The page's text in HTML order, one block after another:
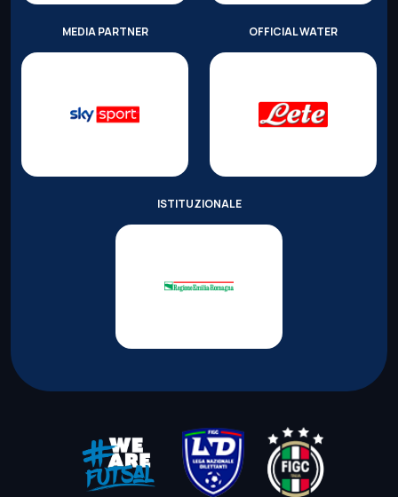
MEDIA PARTNER OFFICIAL WATER
ISTITUZIONALE